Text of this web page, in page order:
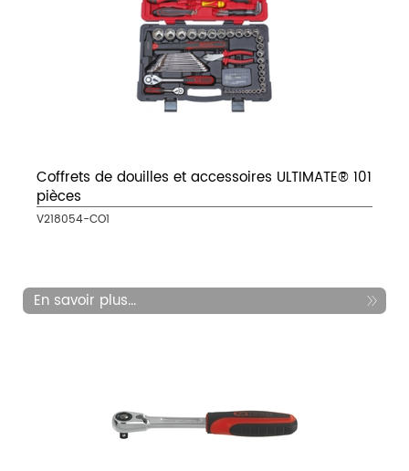
Coffrets de douilles et accessoires ULTIMATE® 101
pièces
V218054-CO1
En savoir plus...